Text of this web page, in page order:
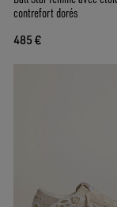
contrefort dorés
485 €